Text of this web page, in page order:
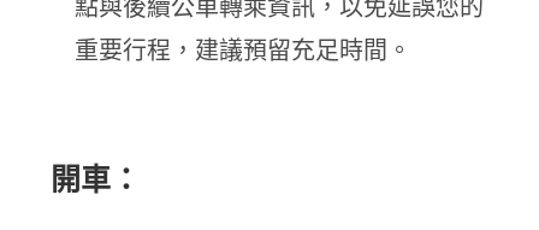
點與後續公車轉乘資訊，以免延誤您的
重要行程，建議預留充足時間。
開車：